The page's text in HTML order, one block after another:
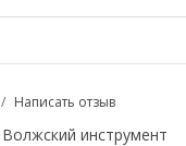
/ Написать отзыв
Волжский инструмент